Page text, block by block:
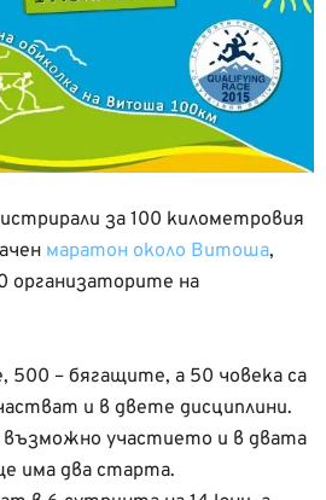
за 100 километровия
маратон около Витоша,
организаторите на
500 – бягащите, а 50 човека са
и в двете дисциплини.
възможно участието и в двата
има два старта.